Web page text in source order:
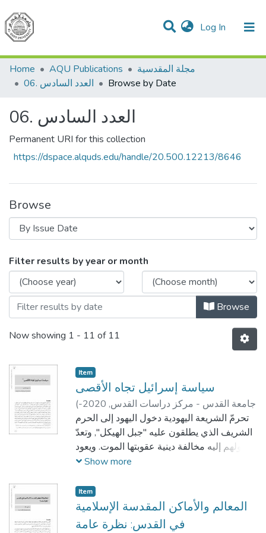
Log In (current)
Communities & Collections
All of DSpace
Home
AQU Publications
مجلة المقدسية
06. العدد السادس
Browse by Date
06. العدد السادس
Permanent URI for this collection
https://dspace.alquds.edu/handle/20.500.12213/8646
Browse
Filter results by year or month
Browse
Now showing 1 - 11 of 11
Item
سياسة إسرائيل تجاه الأقصى
( جامعة القدس - مركز دراسات القدس,
2020-
04)محمود محارب
تحرمّ الشريعة اليهودية دخول اليهود إلى الحرم
الشريف الذي يطلقون عليه "جبل الهيكل", وتعدّ
دخولهم إليه مخالفة دينية عقوبتها الموت. ويعود
ذلك إلى وجوب الحفاظ على طهارة المكان الذي
بدخول اليهود إليه دون التطهر من النجاسة.
ووفق الشريعة اليهودية, فإن أهمّ مصادر
النجاسة هي لمس الموتى أو لمس أناس وجدوا
Show more
Item
المعالم والأماكن المقدسة الإسلامية
في القدس: نظرة عامة